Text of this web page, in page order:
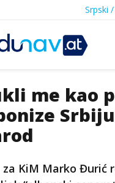
Srpski /
me kao
KiM Marko Đurić